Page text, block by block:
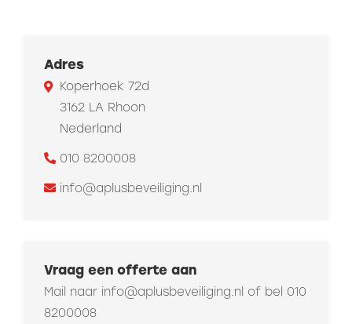
Adres
Koperhoek 72d
3162 LA Rhoon
Nederland
010 8200008
info@aplusbeveiliging.nl
Vraag een offerte aan
Mail naar info@aplusbeveiliging.nl of bel 010
8200008